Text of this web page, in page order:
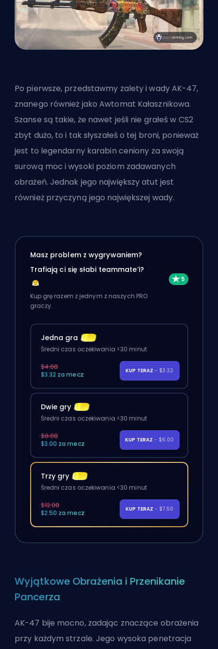
Po pierwsze, przedstawmy zalety i wady AK-47,
znanego również jako Awtomat Kałasznikowa.
Szanse są takie, że nawet jeśli nie grałeś w CS2
zbyt dużo, to i tak słyszałeś o tej broni, ponieważ
jest to legendarny karabin ceniony za swoją
surową moc i wysoki poziom zadawanych
obrażeń. Jednak jego największy atut jest
również przyczyną jego największej wady.
Masz problem z wygrywaniem?
Trafiają ci się słabi teammate’i?
Kup grę razem z jednym z naszych PRO
graczy.
Jedna gra
Średni czas oczekiwania <30 minut
$4.00
$3.32 za mecz
KUP TERAZ - $3.32
Dwie gry
Średni czas oczekiwania <30 minut
$8.00
$3.00 za mecz
KUP TERAZ - $6.00
Trzy gry
Średni czas oczekiwania <30 minut
$12.00
$2.50 za mecz
KUP TERAZ - $7.50
Wyjątkowe Obrażenia i Przenikanie
Pancerza
AK-47 bije mocno, zadając znaczące obrażenia
przy każdym strzale. Jego wysoka penetracja